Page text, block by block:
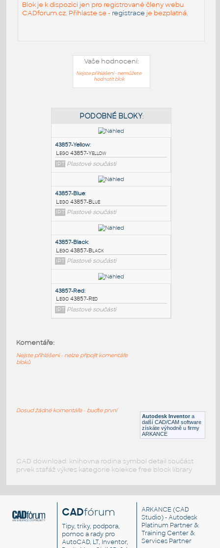
Blok je k dispozici jen pro registrované členy webu
CADforum.cz. Přihlaste se - registrace je bezplatná.
Vaše hodnocení:
Nejste přihlášeni - nemůžete
hodnotit blok
43857-Yellow:
Lego 43857-Yellow
IPT Plastové součásti
43857-Blue:
Lego 43857-Blue
IPT Plastové součásti
Lego 43857-Black
Lego 43857-Red
Autodesk Inventor a
další CAD/CAM software
získáte výhodně u firmy
ARKANCE
Komentáře:
Nejste přihlášeni - nelze připojit komentáře
bloků
Dosud žádné komentáře - buďte první
CAD download: knihovna rodina symbol detail součást
prvek stafáž výkres kategorie kolekce free block library
CADfórum
Tipy, triky, podpora,
pomoc a rady pro
AutoCAD, LT, Inventor,
ARKANCE (CAD
Studio) - Autodesk
Platinum Partner &
Training Center &
Services Partner